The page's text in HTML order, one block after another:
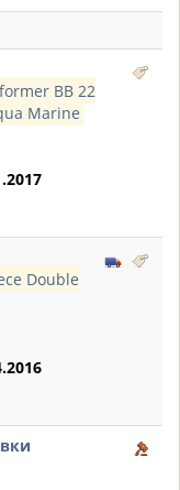
BB 22
Marine
Double